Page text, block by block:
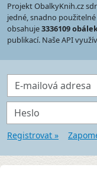
Projekt ObalkyKnih.cz
jedné, snadno
obsahuje3336109
publikací. Naše API
E-mailová adresa
Heslo
Registrovat »